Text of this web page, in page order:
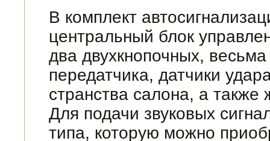
В комплект
центральный блок
два двухкнопочных,
передатчика, датчики
странства салона, а также
Для подачи звуковых
типа, которую можно